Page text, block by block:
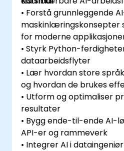
• Forstå grunnleggende
maskinlæringskonsepter
for moderne
• Styrk Python-
dataarbeidsflyter
• Lær hvordan store
og hvordan de brukes
• Utform og optimaliser
resultater
• Bygg ende-til-ende AI-
API-er og rammeverk
• Integrer AI i